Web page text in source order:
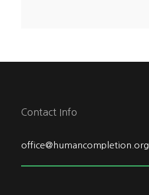
Contact Info
office@humancompletion.org